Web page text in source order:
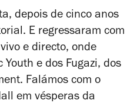
, depois de cinco anos
E regressaram com
e directo, onde
Youth e dos Fugazi, dos
Falámos com o
em vésperas da